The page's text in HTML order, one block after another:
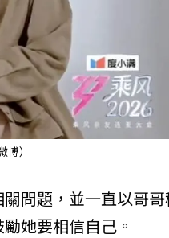
）
問題，並一直以哥
她要相信自己。